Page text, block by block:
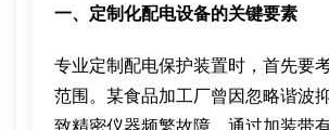
一、定制化配电设备的关键要素
专业定制配电保护装置时，首先要
范围。某食品加工厂曾因忽略谐波